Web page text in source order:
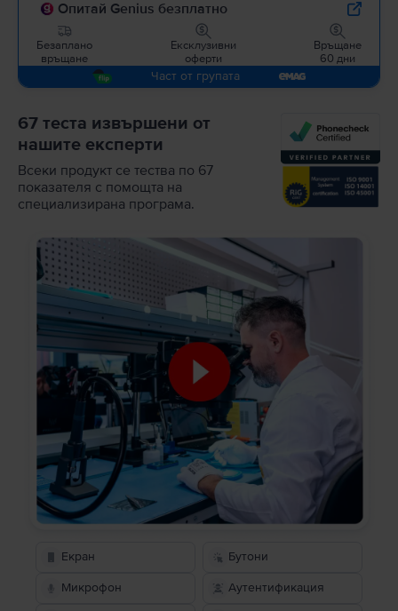
Опитай Genius безплатно
Безаплано
връщане
Ексклузивни
оферти
Връщане
60 дни
Част от групата
67 теста извършени от
нашите експерти
Всеки продукт се тества по 67
показателя с помощта на
специализирана програма.
Екран Бутони
Микрофон Аутентификация